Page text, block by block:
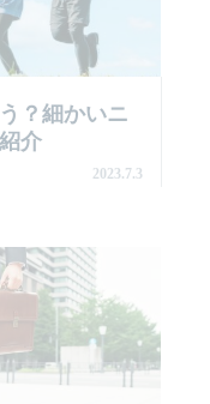
？細かいニ
介
2023.7.3